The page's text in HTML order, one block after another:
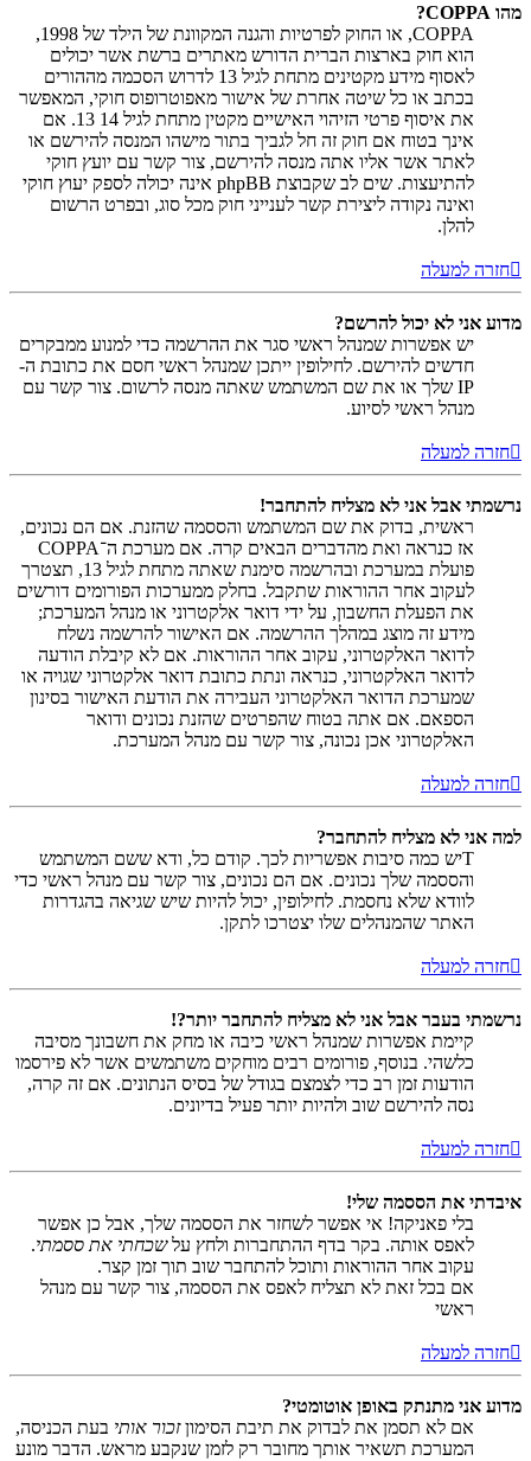
מהו COPPA?
COPPA, או החוק לפרטיות והגנה המקוונת של הילד של 1998,
הוא חוק בארצות הברית הדורש מאתרים ברשת אשר יכולים
לאסוף מידע מקטינים מתחת לגיל 13 לדרוש הסכמה מההורים
בכתב או כל שיטה אחרת של אישור מאפוטרופוס חוקי, המאפשר
את איסוף פרטי הזיהוי האישיים מקטין מתחת לגיל 14 13. אם
אינך בטוח אם חוק זה חל לגביך בתור מישהו המנסה להירשם או
לאתר אשר אליו אתה מנסה להירשם, צור קשר עם יועץ חוקי
להתיעצות. שים לב שקבוצת phpBB אינה יכולה לספק יעוץ חוקי
ואינה נקודה ליצירת קשר לענייני חוק מכל סוג, ובפרט הרשום
להלן.
חזרה למעלה
מדוע אני לא יכול להרשם?
יש אפשרות שמנהל ראשי סגר את ההרשמה כדי למנוע ממבקרים
חדשים להירשם. לחילופין ייתכן שמנהל ראשי חסם את כתובת ה-
IP שלך או את שם המשתמש שאתה מנסה לרשום. צור קשר עם
מנהל ראשי לסיוע.
חזרה למעלה
נרשמתי אבל אני לא מצליח להתחבר!
ראשית, בדוק את שם המשתמש והססמה שהזנת. אם הם נכונים,
אז כנראה ואת מהדברים הבאים קרה. אם מערכת ה־COPPA
פועלת במערכת ובהרשמה סימנת שאתה מתחת לגיל 13, תצטרך
לעקוב אחר ההוראות שתקבל. בחלק ממערכות הפורומים דורשים
את הפעלת החשבון, על ידי דואר אלקטרוני או מנהל המערכת;
מידע זה מוצג במהלך ההרשמה. אם האישור להרשמה נשלח
לדואר האלקטרוני, עקוב אחר ההוראות. אם לא קיבלת הודעה
לדואר האלקטרוני, כנראה ונתת כתובת דואר אלקטרוני שגויה או
שמערכת הדואר האלקטרוני העבירה את הודעת האישור בסינון
הספאם. אם אתה בטוח שהפרטים שהזנת נכונים ודואר
האלקטרוני אכן נכונה, צור קשר עם מנהל המערכת.
חזרה למעלה
למה אני לא מצליח להתחבר?
Tיש כמה סיבות אפשריות לכך. קודם כל, ודא ששם המשתמש
והססמה שלך נכונים. אם הם נכונים, צור קשר עם מנהל ראשי כדי
לוודא שלא נחסמת. לחילופין, יכול להיות שיש שגיאה בהגדרות
האתר שהמנהלים שלו יצטרכו לתקן.
חזרה למעלה
נרשמתי בעבר אבל אני לא מצליח להתחבר יותר?!
קיימת אפשרות שמנהל ראשי כיבה או מחק את חשבונך מסיבה
כלשהי. בנוסף, פורומים רבים מוחקים משתמשים אשר לא פירסמו
הודעות זמן רב כדי לצמצם בגודל של בסיס הנתונים. אם זה קרה,
נסה להירשם שוב ולהיות יותר פעיל בדיונים.
חזרה למעלה
איבדתי את הססמה שלי!
בלי פאניקה! אי אפשר לשחזר את הססמה שלך, אבל כן אפשר
לאפס אותה. בקר בדף ההתחברות ולחץ עלשכחתי את ססמתי.
עקוב אחר ההוראות ותוכל להתחבר שוב תוך זמן קצר.
אם בכל זאת לא תצליח לאפס את הססמה, צור קשר עם מנהל
ראשי
חזרה למעלה
מדוע אני מתנתק באופן אוטומטי?
אם לא תסמן את לבדוק את תיבת הסימוןזכור אותי בעת הכניסה,
המערכת תשאיר אותך מחובר רק לזמן שנקבע מראש. הדבר מונע